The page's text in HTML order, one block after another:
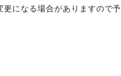
になる場合がありますので予